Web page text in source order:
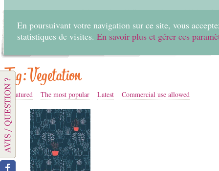
En poursuivant votre navigation sur ce site, vous
statistiques de visites. En savoir plus et gérer ces
Tag: Vegetation
Featured The most popular Latest Commercial use allowed